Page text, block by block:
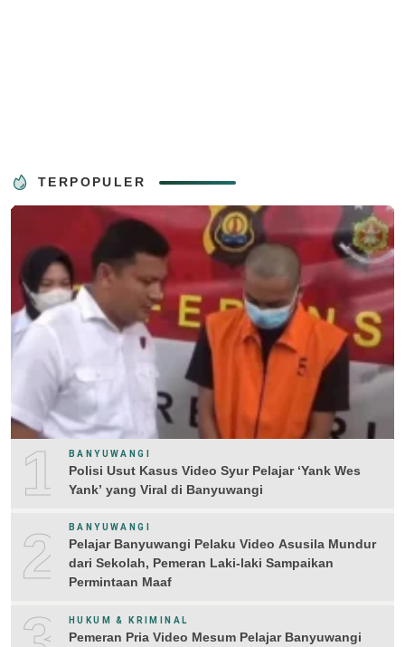
TERPOPULER
1 BANYUWANGI
Polisi Usut Kasus Video Syur Pelajar ‘Yank Wes
Yank’ yang Viral di Banyuwangi
2 BANYUWANGI
Pelajar Banyuwangi Pelaku Video Asusila Mundur
dari Sekolah, Pemeran Laki-laki Sampaikan
Permintaan Maaf
HUKUM & KRIMINAL
Pemeran Pria Video Mesum Pelajar Banyuwangi